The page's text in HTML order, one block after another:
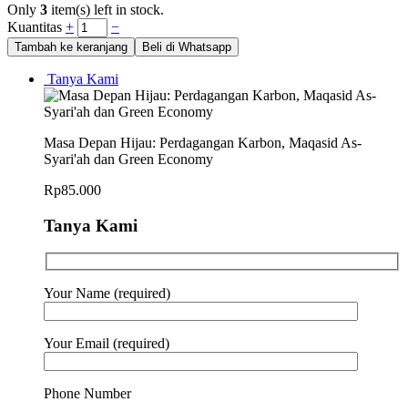
Only 3 item(s) left in stock.
Kuantitas + −
Tambah ke keranjang Beli di Whatsapp
Tanya Kami
Masa Depan Hijau: Perdagangan Karbon, Maqasid As-
Syari'ah dan Green Economy
Rp85.000
Tanya Kami
Your Name (required)
Your Email (required)
Phone Number